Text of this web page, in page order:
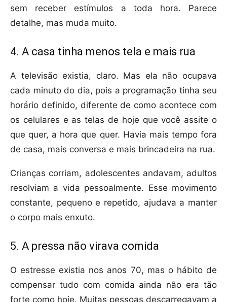
sem receber estímulos a toda hora. Parece
detalhe, mas muda muito.
4. A casa tinha menos tela e mais rua
A televisão existia, claro. Mas ela não ocupava
cada minuto do dia, pois a programação tinha seu
horário definido, diferente de como acontece com
os celulares e as telas de hoje que você assite o
que quer, a hora que quer. Havia mais tempo fora
de casa, mais conversa e mais brincadeira na rua.
Crianças corriam, adolescentes andavam, adultos
resolviam a vida pessoalmente. Esse movimento
constante, pequeno e repetido, ajudava a manter
o corpo mais enxuto.
5. A pressa não virava comida
O estresse existia nos anos 70, mas o hábito de
compensar tudo com comida ainda não era tão
forte como hoje. Muitas pessoas descarregavam a